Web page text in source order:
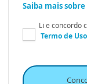
Saiba mais
Li e concordo
Termo de Uso